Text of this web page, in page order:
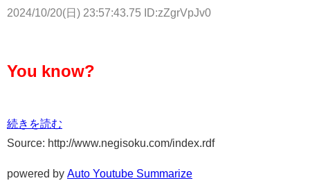
2024/10/20(日) 23:57:43.75 ID:zZgrVpJv0
You know?
続きを読む
Source: http://www.negisoku.com/index.rdf
powered by Auto Youtube Summarize